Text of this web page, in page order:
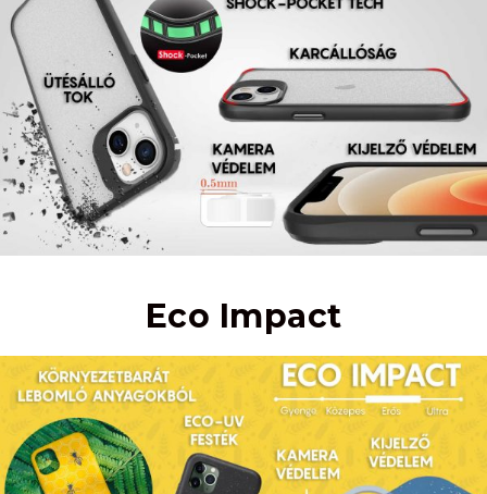
Eco Impact